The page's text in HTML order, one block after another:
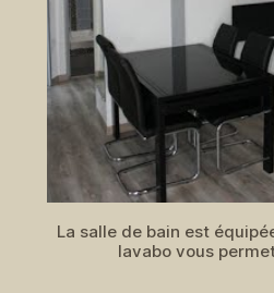
La salle de bain est
lavabo vous